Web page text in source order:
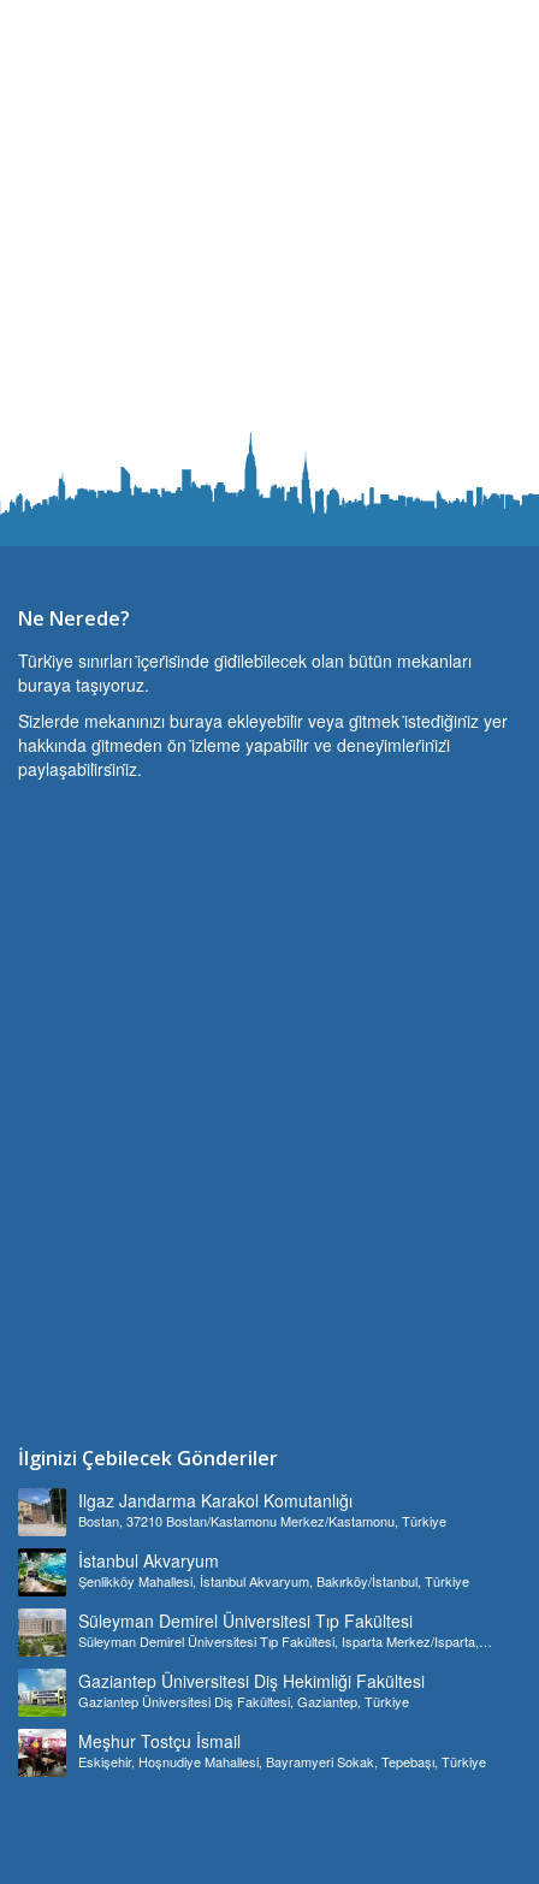
Ne Nerede?
Türki̇ye sınırları i̇çeri̇si̇nde gi̇di̇lebi̇lecek olan bütün mekanları
buraya taşıyoruz.
Si̇zlerde mekanınızı buraya ekleyebi̇li̇r veya gi̇tmek i̇stedi̇ği̇ni̇z yer
hakkında gi̇tmeden ön i̇zleme yapabi̇li̇r ve deneyi̇mleri̇ni̇zi̇
paylaşabi̇li̇rsi̇ni̇z.
İlginizi Çebilecek Gönderiler
Ilgaz Jandarma Karakol Komutanlığı
Bostan, 37210 Bostan/Kastamonu Merkez/Kastamonu, Türkiye
İstanbul Akvaryum
Şenlikköy Mahallesi, İstanbul Akvaryum, Bakırköy/İstanbul, Türkiye
Süleyman Demirel Üniversitesi Tıp Fakültesi
Süleyman Demirel Üniversitesi Tıp Fakültesi, Isparta Merkez/Isparta,
Gaziantep Üniversitesi Diş Hekimliği Fakültesi
Gaziantep Üniversitesi Diş Fakültesi, Gaziantep, Türkiye
Meşhur Tostçu İsmail
Eskişehir, Hoşnudiye Mahallesi, Bayramyeri Sokak, Tepebaşı, Türkiye